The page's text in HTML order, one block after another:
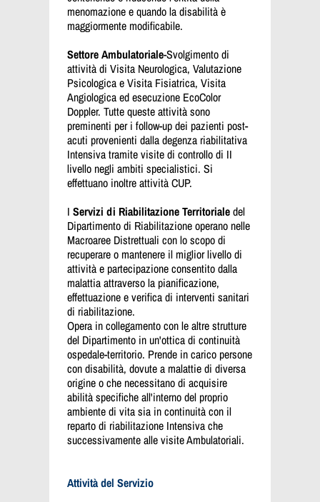
menomazione e quando la disabilità è
maggiormente modificabile.
Settore Ambulatoriale-Svolgimento di
attività di Visita Neurologica, Valutazione
Psicologica e Visita Fisiatrica, Visita
Angiologica ed esecuzione EcoColor
Doppler. Tutte queste attività sono
preminenti per i follow-up dei pazienti post-
acuti provenienti dalla degenza riabilitativa
Intensiva tramite visite di controllo di II
livello negli ambiti specialistici. Si
effettuano inoltre attività CUP.
I Servizi di Riabilitazione Territorialedel
Dipartimento di Riabilitazione operano nelle
Macroaree Distrettuali con lo scopo di
recuperare o mantenere il miglior livello di
attività e partecipazione consentito dalla
malattia attraverso la pianificazione,
effettuazione e verifica di interventi sanitari
di riabilitazione.
Opera in collegamento con le altre strutture
del Dipartimento in un'ottica di continuità
ospedale-territorio. Prende in carico persone
con disabilità, dovute a malattie di diversa
origine o che necessitano di acquisire
abilità specifiche all'interno del proprio
ambiente di vita sia in continuità con il
reparto di riabilitazione Intensiva che
successivamente alle visite Ambulatoriali.
Attività del Servizio